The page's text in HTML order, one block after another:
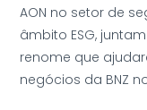
AON no setor de
âmbito ESG,
renome que
negócios da BNZ